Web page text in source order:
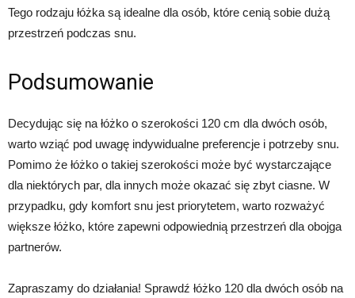
Tego rodzaju łóżka są idealne dla osób, które cenią sobie dużą
przestrzeń podczas snu.
Podsumowanie
Decydując się na łóżko o szerokości 120 cm dla dwóch osób,
warto wziąć pod uwagę indywidualne preferencje i potrzeby snu.
Pomimo że łóżko o takiej szerokości może być wystarczające
dla niektórych par, dla innych może okazać się zbyt ciasne. W
przypadku, gdy komfort snu jest priorytetem, warto rozważyć
większe łóżko, które zapewni odpowiednią przestrzeń dla obojga
partnerów.
Zapraszamy do działania! Sprawdź łóżko 120 dla dwóch osób na